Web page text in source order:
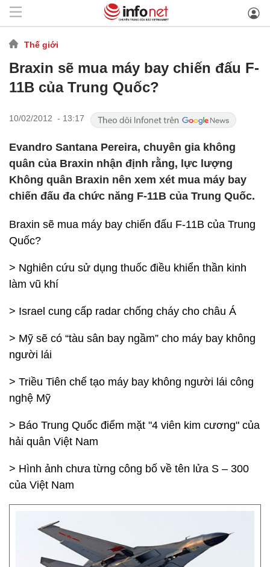
Thế giới
Braxin sẽ mua máy bay chiến đấu F-
11B của Trung Quốc?
10/02/2012 - 13:17
Evandro Santana Pereira, chuyên gia không
quân của Braxin nhận định rằng, lực lượng
Không quân Braxin nên xem xét mua máy bay
chiến đấu đa chức năng F-11B của Trung Quốc.
Braxin sẽ mua máy bay chiến đấu F-11B của Trung
Quốc?
> Nghiên cứu sử dụng thuốc điều khiển thần kinh
làm vũ khí
> Israel cung cấp radar chống cháy cho châu Á
> Mỹ sẽ có “tàu sân bay ngầm” cho máy bay không
người lái
> Triều Tiên chế tạo máy bay không người lái công
nghệ Mỹ
> Báo Trung Quốc điểm mặt "4 viên kim cương" của
hải quân Việt Nam
> Hình ảnh chưa từng công bố về tên lửa S – 300
của Việt Nam